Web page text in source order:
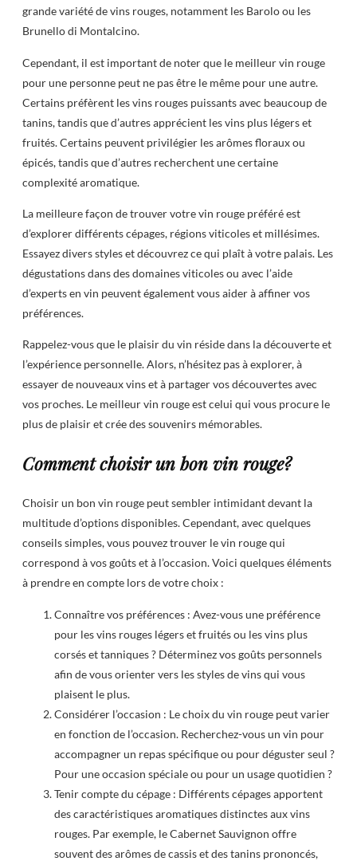
grande variété de vins rouges, notamment les Barolo ou les
Brunello di Montalcino.
Cependant, il est important de noter que le meilleur vin rouge
pour une personne peut ne pas être le même pour une autre.
Certains préfèrent les vins rouges puissants avec beaucoup de
tanins, tandis que d’autres apprécient les vins plus légers et
fruités. Certains peuvent privilégier les arômes floraux ou
épicés, tandis que d’autres recherchent une certaine
complexité aromatique.
La meilleure façon de trouver votre vin rouge préféré est
d’explorer différents cépages, régions viticoles et millésimes.
Essayez divers styles et découvrez ce qui plaît à votre palais. Les
dégustations dans des domaines viticoles ou avec l’aide
d’experts en vin peuvent également vous aider à affiner vos
préférences.
Rappelez-vous que le plaisir du vin réside dans la découverte et
l’expérience personnelle. Alors, n’hésitez pas à explorer, à
essayer de nouveaux vins et à partager vos découvertes avec
vos proches. Le meilleur vin rouge est celui qui vous procure le
plus de plaisir et crée des souvenirs mémorables.
Comment choisir un bon vin rouge?
Choisir un bon vin rouge peut sembler intimidant devant la
multitude d’options disponibles. Cependant, avec quelques
conseils simples, vous pouvez trouver le vin rouge qui
correspond à vos goûts et à l’occasion. Voici quelques éléments
à prendre en compte lors de votre choix :
Connaître vos préférences : Avez-vous une préférence
pour les vins rouges légers et fruités ou les vins plus
corsés et tanniques ? Déterminez vos goûts personnels
afin de vous orienter vers les styles de vins qui vous
plaisent le plus.
Considérer l’occasion : Le choix du vin rouge peut varier
en fonction de l’occasion. Recherchez-vous un vin pour
accompagner un repas spécifique ou pour déguster seul ?
Pour une occasion spéciale ou pour un usage quotidien ?
Tenir compte du cépage : Différents cépages apportent
des caractéristiques aromatiques distinctes aux vins
rouges. Par exemple, le Cabernet Sauvignon offre
souvent des arômes de cassis et des tanins prononcés,